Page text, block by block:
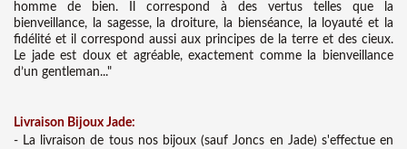
homme de bien. Il correspond à des vertus telles que la
bienveillance, la sagesse, la droiture, la bienséance, la loyauté et la
fidélité et il correspond aussi aux principes de la terre et des cieux.
Le jade est doux et agréable, exactement comme la bienveillance
d’un gentleman..."
Livraison Bijoux Jade:
- La livraison de tous nos bijoux (sauf Joncs en Jade) s'effectue en